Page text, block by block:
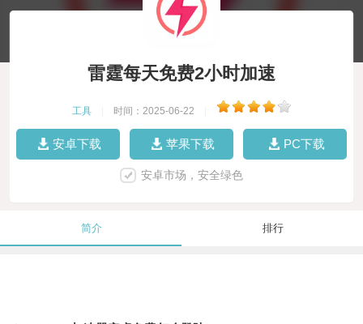
雷霆每天免费2小时加速
工具 时间：2025-06-22
安卓下载 苹果下载 PC下载
安卓市场，安全绿色
简介 排行